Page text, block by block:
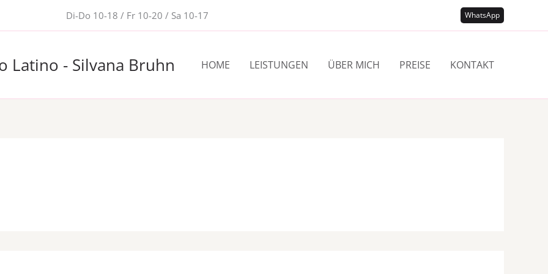
Di-Do 10-18 / Fr 10-20 / Sa 10-17 WhatsApp
Latino - Silvana Bruhn HOME LEISTUNGEN ÜBER MICH PREISE KONTAKT